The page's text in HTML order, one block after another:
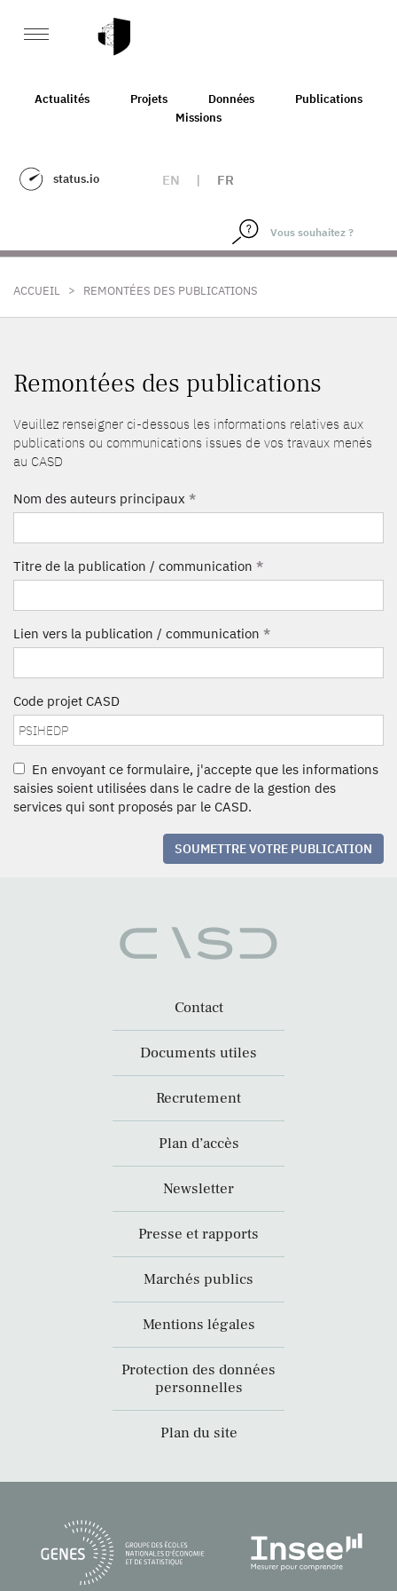
Actualités Projets Données
Publications
Missions
status.io EN | FR
ACCUEIL > REMONTÉES DES PUBLICATIONS
Remontées des publications
Veuillez renseigner ci-dessous les informations relatives aux
publications ou communications issues de vos travaux menés
au CASD
Nom des auteurs principaux *
Titre de la publication / communication *
Lien vers la publication / communication *
Code projet CASD
En envoyant ce formulaire, j'accepte que les informations
saisies soient utilisées dans le cadre de la gestion des
services qui sont proposés par le CASD.
SOUMETTRE VOTRE PUBLICATION
Contact
Documents utiles
Recrutement
Plan d’accès
Newsletter
Presse et rapports
Marchés publics
Mentions légales
Protection des données
personnelles
Plan du site